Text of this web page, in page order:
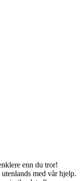
enn du tror!
med vår hjelp.